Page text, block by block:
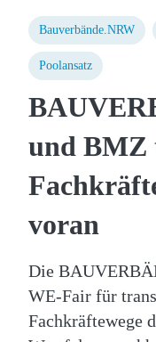
Bauverbände.NRW
Poolansatz
und BMZ
voran
Die
WE-Fair für
Fachkräftewege